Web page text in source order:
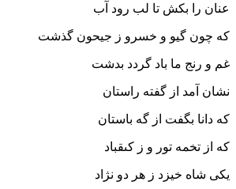
عنان را بکش تا لب رود آب‏
که چون گیو و خسرو ز جیحون گذشت
غم و رنج ما باد گردد بدشت‏
نشان آمد از گفته راستان
که دانا بگفت از گه باستان‏
که از تخمه تور و ز کى‏قباد
یکى شاه خیزد ز هر دو نژاد